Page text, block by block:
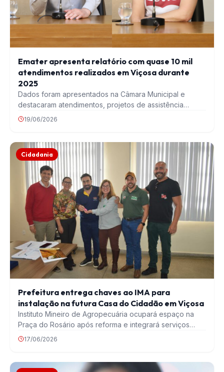
Emater apresenta relatório com quase 10 mil
atendimentos realizados em Viçosa durante
2025
Dados foram apresentados na Câmara Municipal e
destacaram atendimentos, projetos de assistência
técnica e ações voltadas…
19/06/2026
Cidadania
Prefeitura entrega chaves ao IMA para
instalação na futura Casa do Cidadão em Viçosa
Instituto Mineiro de Agropecuária ocupará espaço na
Praça do Rosário após reforma e integrará serviços
públicos…
17/06/2026